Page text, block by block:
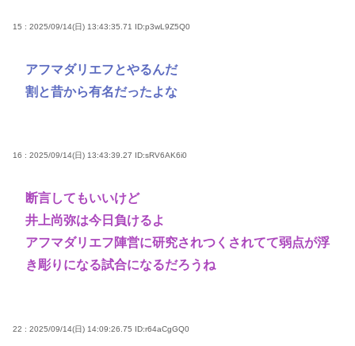
15 : 2025/09/14(日) 13:43:35.71 ID:p3wL9Z5Q0
アフマダリエフとやるんだ
割と昔から有名だったよな
16 : 2025/09/14(日) 13:43:39.27 ID:sRV6AK6i0
断言してもいいけど
井上尚弥は今日負けるよ
アフマダリエフ陣営に研究されつくされてて弱点が浮
き彫りになる試合になるだろうね
22 : 2025/09/14(日) 14:09:26.75 ID:r64aCgGQ0